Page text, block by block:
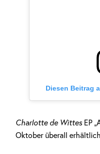
Diesen Beitrag
Charlotte de WittesEP
Oktober überall